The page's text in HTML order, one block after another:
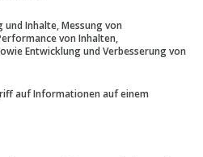
Nasser Al Nowais. Bild: UN
Inhalte, Messung von
von Inhalten,
Entwicklung und Verbesserung von
auf Informationen auf einem